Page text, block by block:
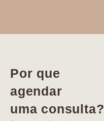
Por que
agendar
uma consulta?